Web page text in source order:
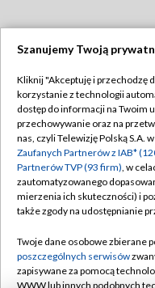
Abonament TVP
Emisja w TVP
Centrum informacji
Naziemna Telewizja
Rada Programowa
System NOS
Szanujemy Twoją
Kliknij "Akceptuję i przechodzę
korzystanie z technologii
dostęp do informacji na Twoim
przechowywanie oraz na
nas, czyli Telewizję Polską S.A.
Zaufanych Partnerów z IAB*
Partnerów TVP (93 firm), w
zautomatyzowanego
mierzenia ich skuteczności) i
także zgody na udostępnianie
Twoje dane osobowe zbierane
poszczególnych serwisów
zapisywane za pomocą
WWW lub innych podobnych